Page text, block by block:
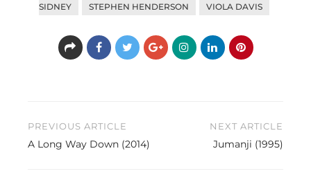
SIDNEY
STEPHEN HENDERSON VIOLA DAVIS
Beitragsnavigation
PREVIOUS ARTICLE
A Long Way Down (2014)
NEXT ARTICLE
Jumanji (1995)